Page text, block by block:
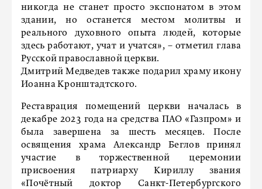
никогда не станет просто экспонатом в этом
здании, но останется местом молитвы и
реального духовного опыта людей, которые
здесь работают, учат и учатся», – отметил глава
Русской православной церкви.
Дмитрий Медведев также подарил храму икону
Иоанна Кронштадтского.
Реставрация помещений церкви началась в
декабре 2023 года на средства ПАО «Газпром» и
была завершена за шесть месяцев. После
освящения храма Александр Беглов принял
участие в торжественной церемонии
присвоения патриарху Кириллу звания
«Почётный доктор Санкт-Петербургского